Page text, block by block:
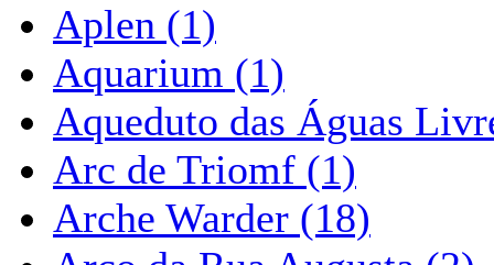
Aplen (1)
Aquarium (1)
Aqueduto das Águas
Arc de Triomf (1)
Arche Warder (18)